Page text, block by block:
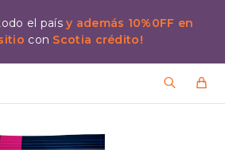
el paísy además 10%0FF en
con Scotia crédito!